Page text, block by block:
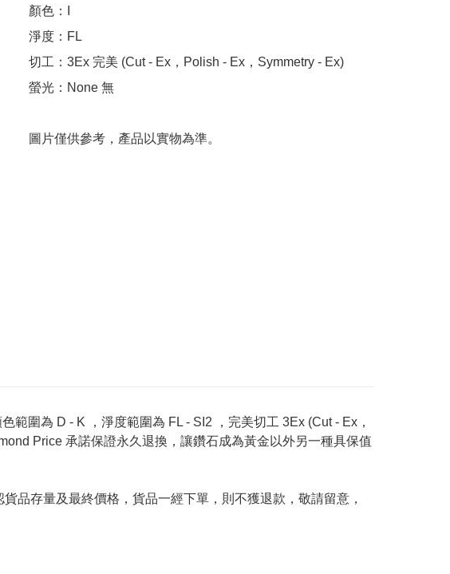
顏色：I
淨度：FL
切工：3Ex 完美 (Cut - Ex，Polish - Ex，Symmetry - Ex)
螢光：None 無
圖片僅供參考，產品以實物為準。
圍為 D - K ，淨度範圍為 FL - SI2 ，完美切工 3Ex (Cut - Ex，
Price 承諾保證永久退換，讓鑽石成為黃金以外另一種具保值
品存量及最終價格，貨品一經下單，則不獲退款，敬請留意，